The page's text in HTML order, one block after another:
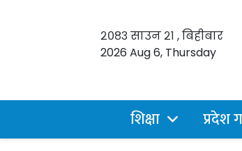
२०८३ साउन २१ , बिहीबार
2026 Aug 6, Thursday
शिक्षा प्रदेश